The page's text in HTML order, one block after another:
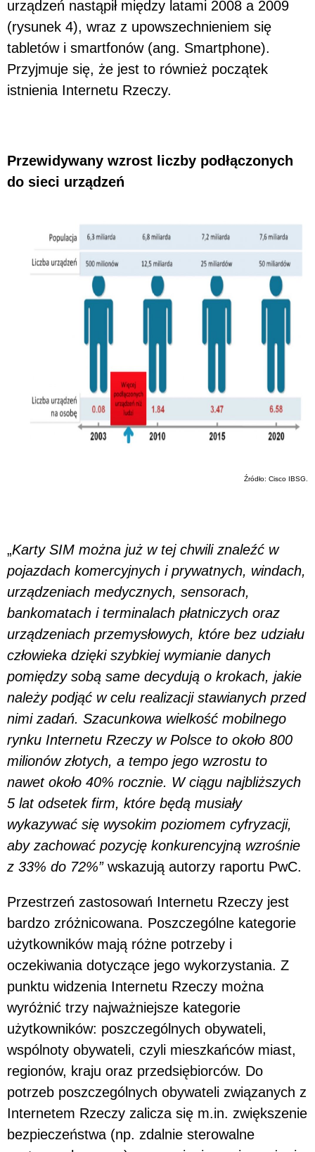
urządzeń nastąpił między latami 2008 a 2009
(rysunek 4), wraz z upowszechnieniem się
tabletów i smartfonów (ang. Smartphone).
Przyjmuje się, że jest to również początek
istnienia Internetu Rzeczy.
Przewidywany wzrost liczby podłączonych
do sieci urządzeń
Źródło: Cisco IBSG.
„Karty SIM można już w tej chwili znaleźć w
pojazdach komercyjnych i prywatnych, windach,
urządzeniach medycznych, sensorach,
bankomatach i terminalach płatniczych oraz
urządzeniach przemysłowych, które bez udziału
człowieka dzięki szybkiej wymianie danych
pomiędzy sobą same decydują o krokach, jakie
należy podjąć w celu realizacji stawianych przed
nimi zadań. Szacunkowa wielkość mobilnego
rynku Internetu Rzeczy w Polsce to około 800
milionów złotych, a tempo jego wzrostu to
nawet około 40% rocznie. W ciągu najbliższych
5 lat odsetek firm, które będą musiały
wykazywać się wysokim poziomem cyfryzacji,
aby zachować pozycję konkurencyjną wzrośnie
z 33% do 72%”wskazują autorzy raportu PwC.
Przestrzeń zastosowań Internetu Rzeczy jest
bardzo zróżnicowana. Poszczególne kategorie
użytkowników mają różne potrzeby i
oczekiwania dotyczące jego wykorzystania. Z
punktu widze­nia Internetu Rzeczy można
wyróżnić trzy najważniejsze kategorie
użytkowników: poszczególnych obywateli,
wspólnoty obywateli, czyli mieszkańców miast,
regionów, kraju oraz przedsiębiorców. Do
potrzeb poszczególnych obywateli związanych z
Internetem Rzeczy zalicza się m.in. zwiększenie
bezpieczeństwa (np. zdalnie sterowalne